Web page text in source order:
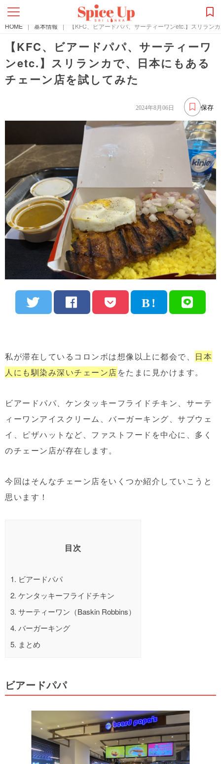
HOME | 基本情報 | 【KFC、ビアードパパ、サーティーワンetc.】スリラン
【KFC、ビアードパパ、サーティーワ
ンetc.】スリランカで、日本にもある
チェーン店を試してみた
保存
2024年8月06日
私が滞在しているコロンボは想像以上に都会で、 日本
人にも馴染み深いチェーン店をたまに見かけます。
ビアードパパ、ケンタッキーフライドチキン、サーテ
ィーワンアイスクリーム、バーガーキング、サブウェ
イ、ピザハットなど、ファストフードを中心に、多く
のチェーン店が存在します。
今回はそんなチェーン店をいくつか紹介していこうと
思います！
目次
1. ビアードパパ
2. ケンタッキーフライドチキン
3. サーティーワン（Baskin Robbins）
4. バーガーキング
5. まとめ
ビアードパパ